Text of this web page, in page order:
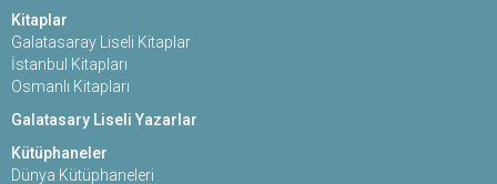
Kitaplar
Galatasaray Liseli Kitaplar
İstanbul Kitapları
Osmanlı Kitapları
Galatasary Liseli Yazarlar
Kütüphaneler
Dünya Kütüphaneleri